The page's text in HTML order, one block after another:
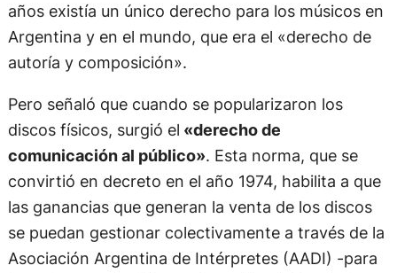
años existía un único derecho para los músicos en
Argentina y en el mundo, que era el «derecho de
autoría y composición».
Pero señaló que cuando se popularizaron los
discos físicos, surgió el «derecho de
comunicación al público». Esta norma, que se
convirtió en decreto en el año 1974, habilita a que
las ganancias que generan la venta de los discos
se puedan gestionar colectivamente a través de la
Asociación Argentina de Intérpretes (AADI) -para